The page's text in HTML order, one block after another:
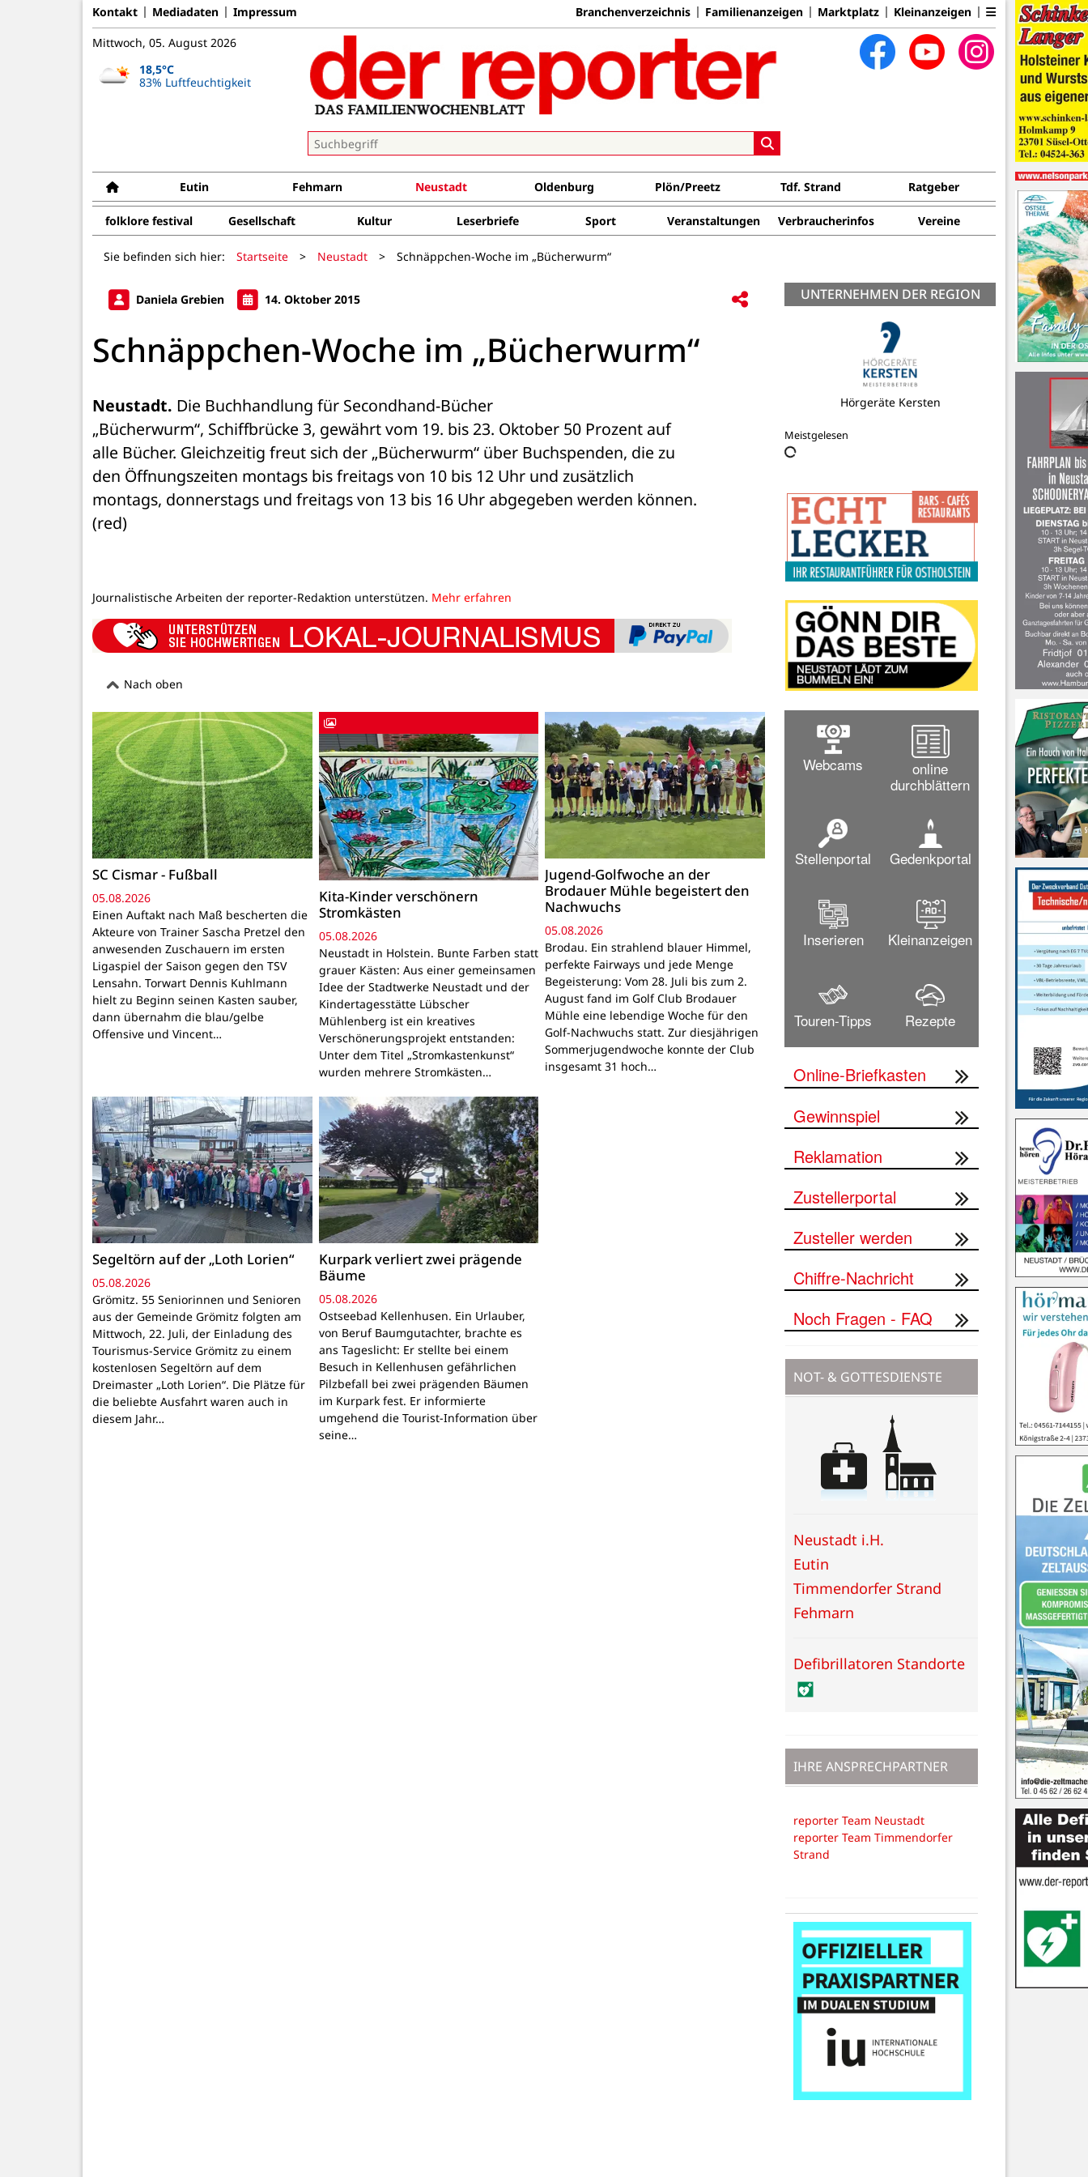
Kontakt Mediadaten Impressum Branchenverzeichnis Familienanzeigen Marktplatz Kleinanzeigen
Mittwoch, 05. August 2026
18,5°C
83% Luftfeuchtigkeit
Eutin Fehmarn Neustadt Oldenburg Plön/Preetz Tdf. Strand Ratgeber
folklore festival Gesellschaft Kultur Leserbriefe Sport Veranstaltungen Verbraucherinfos Vereine
Sie befinden sich hier: Startseite > Neustadt > Schnäppchen-Woche im „Bücherwurm“
Daniela Grebien 14. Oktober 2015
Schnäppchen-Woche im „Bücherwurm“
Neustadt. Die Buchhandlung für Secondhand-Bücher
„Bücherwurm“, Schiffbrücke 3, gewährt vom 19. bis 23. Oktober 50 Prozent auf
alle Bücher. Gleichzeitig freut sich der „Bücherwurm“ über Buchspenden, die zu
den Öffnungszeiten montags bis freitags von 10 bis 12 Uhr und zusätzlich
montags, donnerstags und freitags von 13 bis 16 Uhr abgegeben werden können.
(red)
Journalistische Arbeiten der reporter-Redaktion unterstützen. Mehr erfahren
Nach oben
SC Cismar - Fußball
05.08.2026
Einen Auftakt nach Maß bescherten die
Akteure von Trainer Sascha Pretzel den
anwesenden Zuschauern im ersten
Ligaspiel der Saison gegen den TSV
Lensahn. Torwart Dennis Kuhlmann
hielt zu Beginn seinen Kasten sauber,
dann übernahm die blau/gelbe
Offensive und Vincent…
Kita-Kinder verschönern
Stromkästen
05.08.2026
Neustadt in Holstein. Bunte Farben statt
grauer Kästen: Aus einer gemeinsamen
Idee der Stadtwerke Neustadt und der
Kindertagesstätte Lübscher
Mühlenberg ist ein kreatives
Verschönerungsprojekt entstanden:
Unter dem Titel „Stromkastenkunst“
wurden mehrere Stromkästen…
Jugend-Golfwoche an der
Brodauer Mühle begeistert den
Nachwuchs
05.08.2026
Brodau. Ein strahlend blauer Himmel,
perfekte Fairways und jede Menge
Begeisterung: Vom 28. Juli bis zum 2.
August fand im Golf Club Brodauer
Mühle eine lebendige Woche für den
Golf-Nachwuchs statt. Zur diesjährigen
Sommerjugendwoche konnte der Club
insgesamt 31 hoch…
Segeltörn auf der „Loth Lorien“
05.08.2026
Grömitz. 55 Seniorinnen und Senioren
aus der Gemeinde Grömitz folgten am
Mittwoch, 22. Juli, der Einladung des
Tourismus-Service Grömitz zu einem
kostenlosen Segeltörn auf dem
Dreimaster „Loth Lorien“. Die Plätze für
die beliebte Ausfahrt waren auch in
diesem Jahr…
Kurpark verliert zwei prägende
Bäume
05.08.2026
Ostseebad Kellenhusen. Ein Urlauber,
von Beruf Baumgutachter, brachte es
ans Tageslicht: Er stellte bei einem
Besuch in Kellenhusen gefährlichen
Pilzbefall bei zwei prägenden Bäumen
im Kurpark fest. Er informierte
umgehend die Tourist-Information über
seine…
UNTERNEHMEN DER REGION
Hörgeräte Kersten
Meistgelesen
Webcams
online
durchblättern
Stellenportal Gedenkportal
Inserieren Kleinanzeigen
Touren-Tipps Rezepte
Online-Briefkasten
Gewinnspiel
Reklamation
Zustellerportal
Zusteller werden
Chiffre-Nachricht
Noch Fragen - FAQ
NOT- & GOTTESDIENSTE
Neustadt i.H.
Eutin
Timmendorfer Strand
Fehmarn
Defibrillatoren Standorte
IHRE ANSPRECHPARTNER
reporter Team Neustadt
reporter Team Timmendorfer
Strand